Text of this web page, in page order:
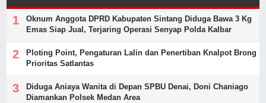
Oknum Anggota DPRD Kabupaten Sintang Diduga Bawa 3 Kg
Emas Siap Jual, Terjaring Operasi Senyap Polda Kalbar
Ploting Point, Pengaturan Lalin dan Penertiban Knalpot Brong
Prioritas Satlantas
Diduga Aniaya Wanita di Depan SPBU Denai, Doni Chaniago
Diamankan Polsek Medan Area